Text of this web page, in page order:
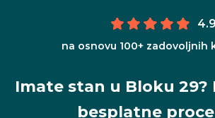
na osnovu 100+ zadovoljnih
Imate stan u Bloku 29?
besplatne